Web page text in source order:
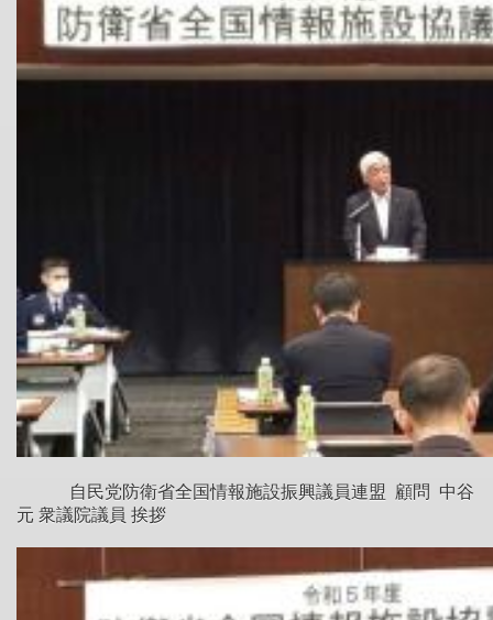
自民党防衛省全国情報施設振興議員連盟 顧問 中谷
元 衆議院議員 挨拶